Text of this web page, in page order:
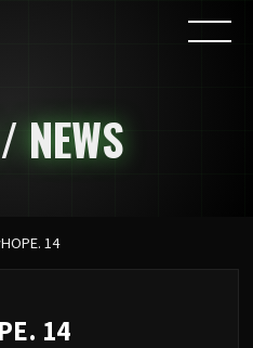
NEWS
14
14